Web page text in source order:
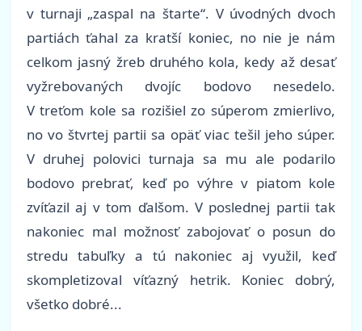
v turnaji „zaspal na štarte“. V úvodných dvoch
partiách ťahal za kratší koniec, no nie je nám
celkom jasný žreb druhého kola, kedy až desať
vyžrebovaných dvojíc bodovo nesedelo.
V treťom kole sa rozišiel zo súperom zmierlivo,
no vo štvrtej partii sa opäť viac tešil jeho súper.
V druhej polovici turnaja sa mu ale podarilo
bodovo prebrať, keď po výhre v piatom kole
zvíťazil aj v tom ďalšom. V poslednej partii tak
nakoniec mal možnosť zabojovať o posun do
stredu tabuľky a tú nakoniec aj využil, keď
skompletizoval víťazný hetrik. Koniec dobrý,
všetko dobré...